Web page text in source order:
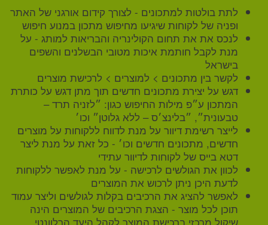
לתת בולטות למתכונים - לצורך קידום אורגני של האתר
ופניה של לקוחות שיגיעו מחיפוש מתכון במנוע חיפוש
לנכס את את תחום הקולינריה והבריאות למותג - על
מנת לקבל חותמת איכות מטובי הבשלנים והשפים
בישראל
לקשר בין מתכונים > למוצרים > לרכישת מוצרים
דגש על יצירת מתכונים חדשים תוך מתן דגש על כותרת
המתכון ע״פ מילות החיפוש כגון: ״לזניה תרד –
טבעונית״, ״בלינצ׳ס – ללא גלוטן״ וכו׳
לייצר רשימת דיוור על מנת לדווח ללקוחות על מוצרים
חדשים, מתכונים חדשים וכו׳ - כל זאת על מנת ליצר
דטא בייס של לקוחות לדיוור עתידי
לכוון את הגולשים לרכישה - על מנת לאפשר ללקוחות
לדעת היכן ניתן לרכוש את המוצרים
לאפשר להציג את הרכיבים בקלות לגולשים וליצר עמוד
תוכן לכל מוצר - הצגת הרכיבים של המוצרים הינה
שיקול מרכזי ברכישת המוצר לקהל היעד הרלוונטי